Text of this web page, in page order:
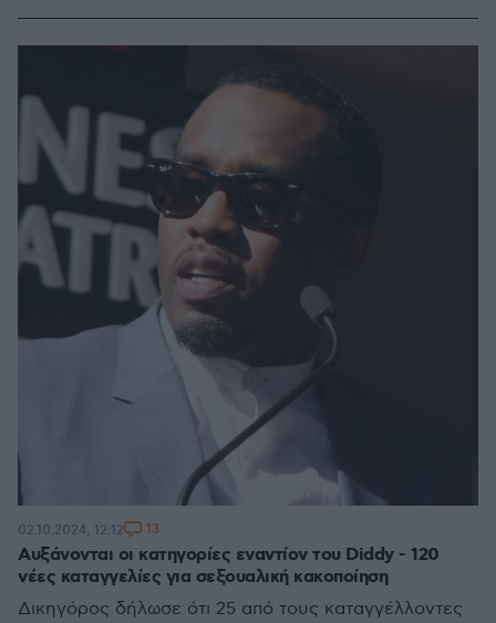
Αυξάνονται οι κατηγορίες εναντίον του Diddy - 120
νέες καταγγελίες για σεξουαλική κακοποίηση
Δικηγόρος δήλωσε ότι 25 από τους καταγγέλλοντες
02.10.2024, 12:12 13